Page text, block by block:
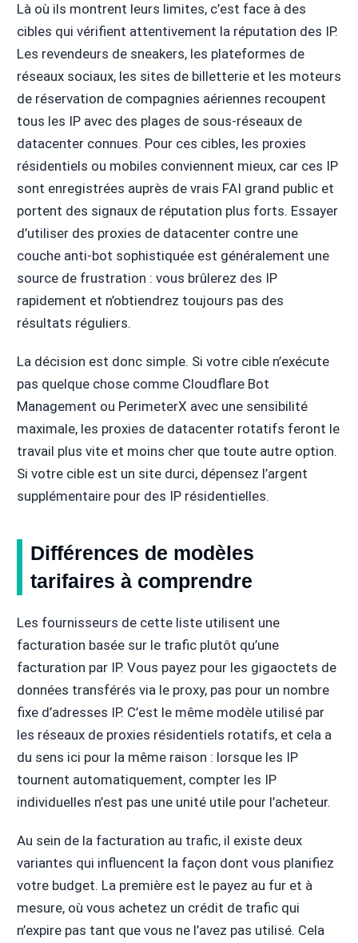
Là où ils montrent leurs limites, c’est face à des
cibles qui vérifient attentivement la réputation des IP.
Les revendeurs de sneakers, les plateformes de
réseaux sociaux, les sites de billetterie et les moteurs
de réservation de compagnies aériennes recoupent
tous les IP avec des plages de sous-réseaux de
datacenter connues. Pour ces cibles, les proxies
résidentiels ou mobiles conviennent mieux, car ces IP
sont enregistrées auprès de vrais FAI grand public et
portent des signaux de réputation plus forts. Essayer
d’utiliser des proxies de datacenter contre une
couche anti-bot sophistiquée est généralement une
source de frustration : vous brûlerez des IP
rapidement et n’obtiendrez toujours pas des
résultats réguliers.
La décision est donc simple. Si votre cible n’exécute
pas quelque chose comme Cloudflare Bot
Management ou PerimeterX avec une sensibilité
maximale, les proxies de datacenter rotatifs feront le
travail plus vite et moins cher que toute autre option.
Si votre cible est un site durci, dépensez l’argent
supplémentaire pour des IP résidentielles.
Différences de modèles
tarifaires à comprendre
Les fournisseurs de cette liste utilisent une
facturation basée sur le trafic plutôt qu’une
facturation par IP. Vous payez pour les gigaoctets de
données transférés via le proxy, pas pour un nombre
fixe d’adresses IP. C’est le même modèle utilisé par
les réseaux de proxies résidentiels rotatifs, et cela a
du sens ici pour la même raison : lorsque les IP
tournent automatiquement, compter les IP
individuelles n’est pas une unité utile pour l’acheteur.
Au sein de la facturation au trafic, il existe deux
variantes qui influencent la façon dont vous planifiez
votre budget. La première est le payez au fur et à
mesure, où vous achetez un crédit de trafic qui
n’expire pas tant que vous ne l’avez pas utilisé. Cela